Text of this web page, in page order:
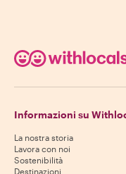
Informazioni su
La nostra storia
Lavora con noi
Sostenibilità
Destinazioni